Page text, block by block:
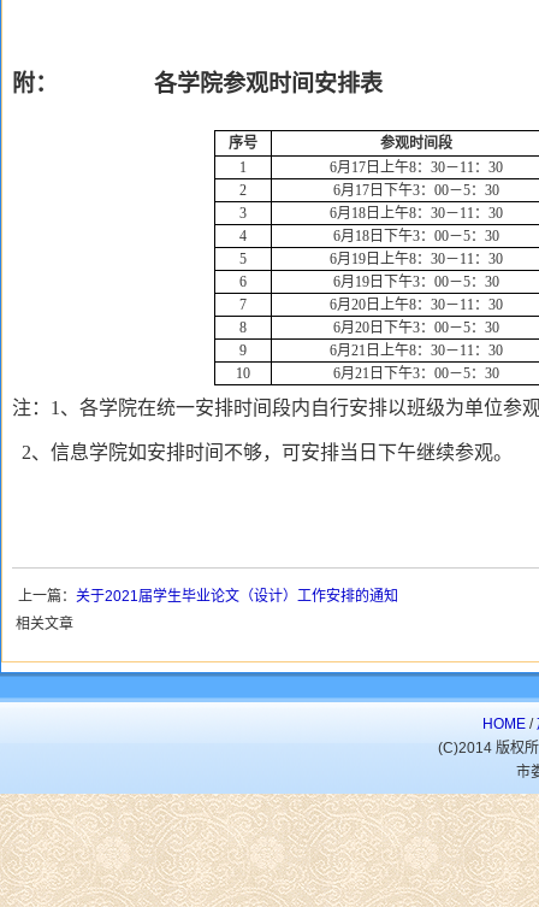
附： 各学院参观时间安排表
序号
参观时间段
1
6月 17日上午8： 30－11 ： 30
2
6月 17日下午3： 00－5： 30
3
6月 18日上午8： 30－11 ： 30
4
6月 18日下午3： 00－5： 30
5
6月 19日上午8： 30－11 ： 30
6
6月 19日下午3： 00－5： 30
7
6月 20日上午8： 30－11 ： 30
8
6月 20日下午3： 00－5： 30
9
6月 21 日上午8： 30－11 ： 30
10
6月 21 日下午3： 00－5： 30
注： 1 、各学院在统一安排时间段内自行安排以班级为单位参
2、信息学院如安排时间不够，可安排当日下午继续参观。
上一篇： 关于2021届学生毕业论文（设计）工作安排的通知
相关文章
HOME /
(C)2014 版权
市